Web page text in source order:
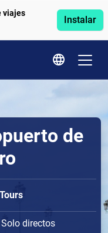
viajes
Instalar
de
Tours
Solo directos